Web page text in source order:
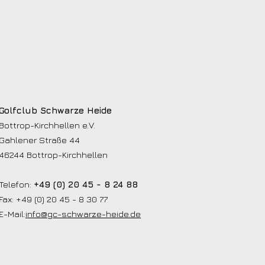
Schwarze Heide
Bottrop-Kirchhellen e.V.
Gahlener Straße 44
46244 Bottrop-Kirchhellen
+49 (0) 20 45 - 8 24 88
Fax: +49 (0) 20 45 - 8 30 77
E-Mail:info@gc-schwarze-heide.de